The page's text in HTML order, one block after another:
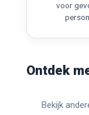
voor
Ontdek
Bekijk